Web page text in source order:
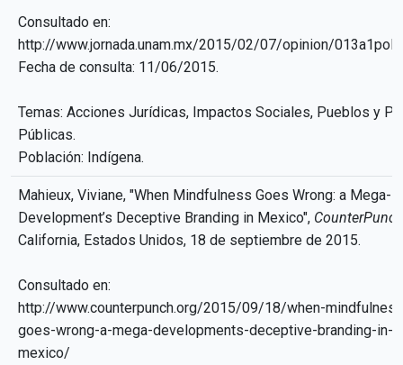
Consultado en:
http://www.jornada.unam.mx/2015/02/07/opinion/013a1pol
Fecha de consulta: 11/06/2015.
Temas: Acciones Jurídicas, Impactos Sociales, Pueblos y
Públicas.
Población: Indígena.
Mahieux, Viviane, "When Mindfulness Goes Wrong: a Mega-
Development’s Deceptive Branding in Mexico", CounterPunch
California, Estados Unidos, 18 de septiembre de 2015.
Consultado en:
http://www.counterpunch.org/2015/09/18/when-
goes-wrong-a-mega-developments-deceptive-branding-in-
mexico/